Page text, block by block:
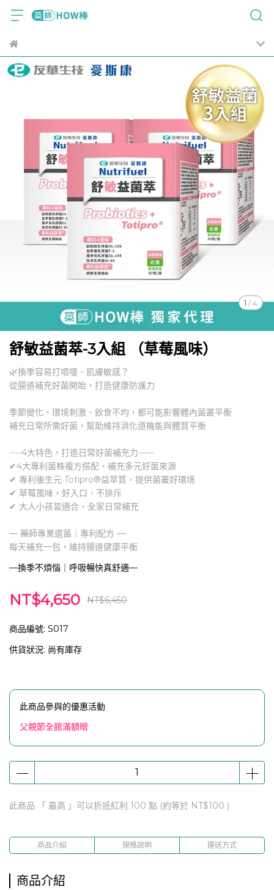
1 /4
舒敏益菌萃-3入組 （草莓風味）
🌿換季容易打噴嚏、肌膚敏感？
從腸道補充好菌開始，打造健康防護力
季節變化、環境刺激、飲食不均，都可能影響體內菌叢平衡
補充日常所需好菌，幫助維持消化道機能與體質平衡
----4大特色，打造日常好菌補充力-----
✔4大專利菌株複方搭配，補充多元好菌來源
✔ 專利後生元 Totipro®益萃質，提供菌叢好環境
✔ 草莓風味，好入口、不排斥
✔ 大人小孩皆適合，全家日常補充
— 藥師專業選菌｜專利配方 —
每天補充一包，維持腸道健康平衡
—換季不煩惱｜呼吸暢快真舒適—
NT$4,650 NT$6,450
商品編號: S017
供貨狀況: 尚有庫存
此商品參與的優惠活動
父親節全館滿額贈
此商品 「 最高 」可以折抵紅利 100 點 (約等於 NT$100 )
商品介紹 規格說明 運送方式
商品介紹